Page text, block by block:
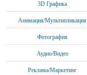
3D Графика
Анимация/Мультипликация
Фотография
Аудио/Видео
Реклама/Маркетинг